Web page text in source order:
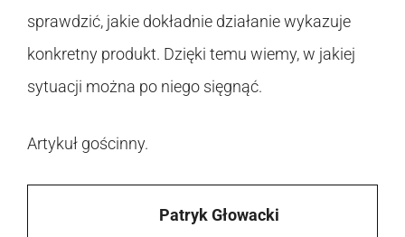
sprawdzić, jakie dokładnie działanie wykazuje
konkretny produkt. Dzięki temu wiemy, w jakiej
sytuacji można po niego sięgnąć.
Artykuł gościnny.
Patryk Głowacki